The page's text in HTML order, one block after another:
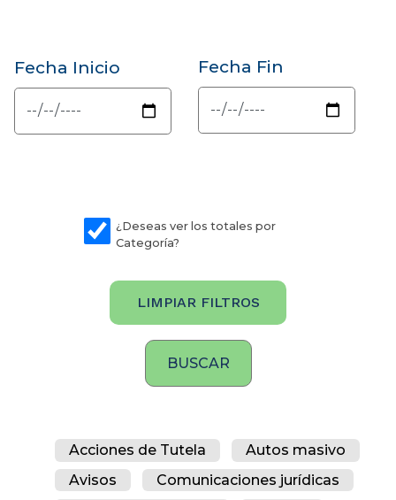
Fecha Inicio Fecha Fin
¿Deseas ver los totales por
Categoría?
LIMPIAR FILTROS
Acciones de Tutela
Autos masivo
Avisos
Comunicaciones jurídicas